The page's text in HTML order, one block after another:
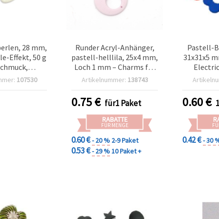
28 mm,
Effekt, 50 g
Halsketten
107530
Runder Acryl-Anhänger,
pastell-helllila, 25x4 mm,
Loch 1 mm – Charms für
Schmuckherstellung &
Artikelnummer: 138743
0.75€ für1 Paket
RABATTE
FÜR MENGE
0.60 €- 20 % 2-9 Paket
0.53 €- 29 %10 Paket +
Pastell-
31x31x5
0.60€
0.42 €- 30